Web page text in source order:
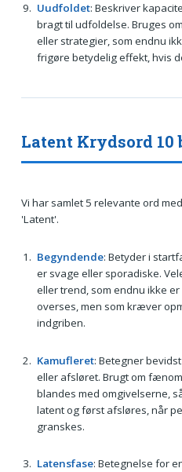
Uudfoldet: Beskriver
bragt til udfoldelse. Bruges
eller strategier, som endnu
frigøre betydelig effekt, hvis
Latent Krydsord 10
Vi har samlet 5 relevante ord
'Latent'.
Begyndende: Betyder i
er svage eller sporadiske.
eller trend, som endnu ikke
overses, men som kræver
indgriben.
Kamufleret: Betegner
eller afsløret. Brugt om
blandes med omgivelserne,
latent og først afsløres, når
granskes.
Latensfase: Betegnelse for